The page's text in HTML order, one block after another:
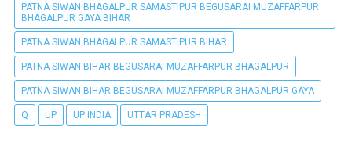
PATNA SIWAN BHAGALPUR SAMASTIPUR BEGUSARAI MUZAFFARPUR
BHAGALPUR GAYA BIHAR
PATNA SIWAN BHAGALPUR SAMASTIPUR BIHAR
PATNA SIWAN BIHAR BEGUSARAI MUZAFFARPUR BHAGALPUR
PATNA SIWAN BIHAR BEGUSARAI MUZAFFARPUR BHAGALPUR GAYA
Q UP UP INDIA UTTAR PRADESH